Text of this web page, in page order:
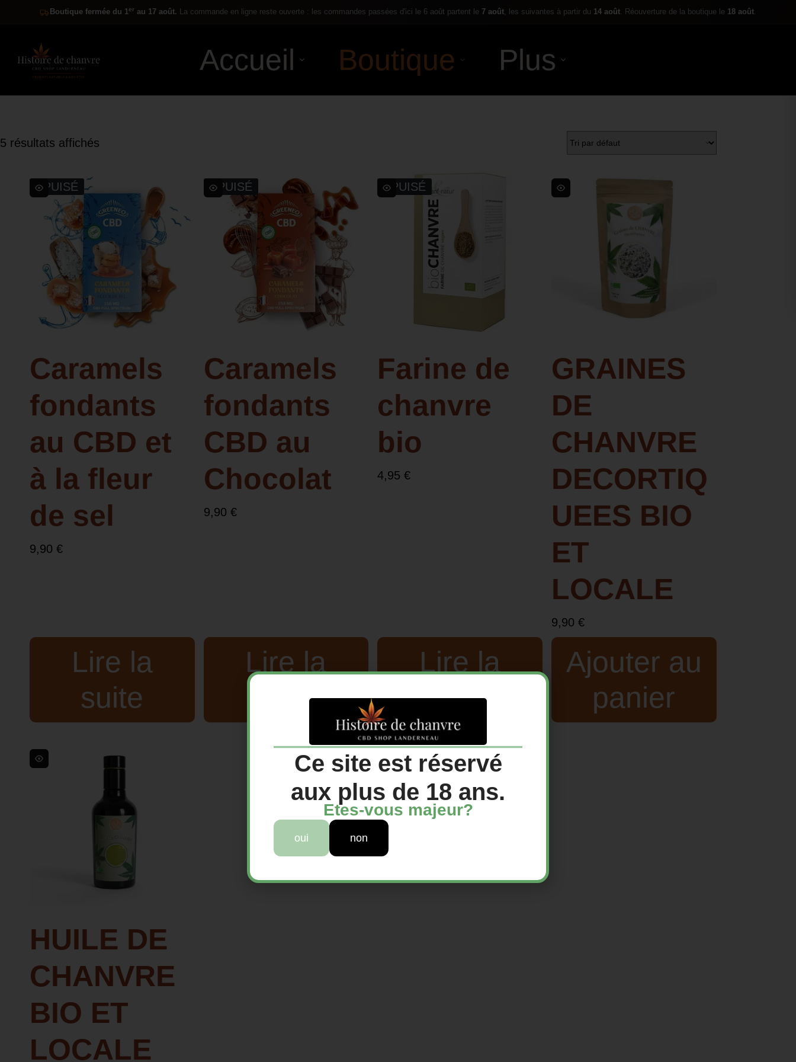
Boutique fermée du 1er au 17 août. La commande en ligne reste ouverte : les commandes passées d'ici le 6 août partent le 7 août, les suivantes à partir du 14 août. Réouverture de la boutique le 18 août.
Accueil Boutique Plus
5 résultats affichés
ÉPUISÉ
Caramels
fondants
au CBD et
à la fleur
de sel
9,90 €
Lire la
suite
ÉPUISÉ
Caramels
fondants
CBD au
Chocolat
9,90 €
Lire la
suite
ÉPUISÉ
Farine de
chanvre
bio
4,95€
Lire la
suite
GRAINES
DE
CHANVRE
DECORTIQ
UEES BIO
ET
LOCALE
9,90 €
Ajouter au
panier
HUILE DE
CHANVRE
BIO ET
LOCALE
Ce site est réservé
aux plus de 18 ans.
Etes-vous majeur?
oui non